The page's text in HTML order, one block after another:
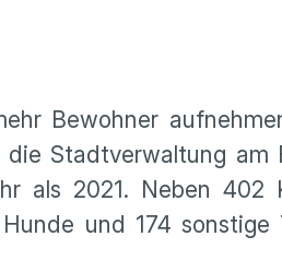
Bewohner
Stadtverwaltung am
als 2021. Neben 402
und 174